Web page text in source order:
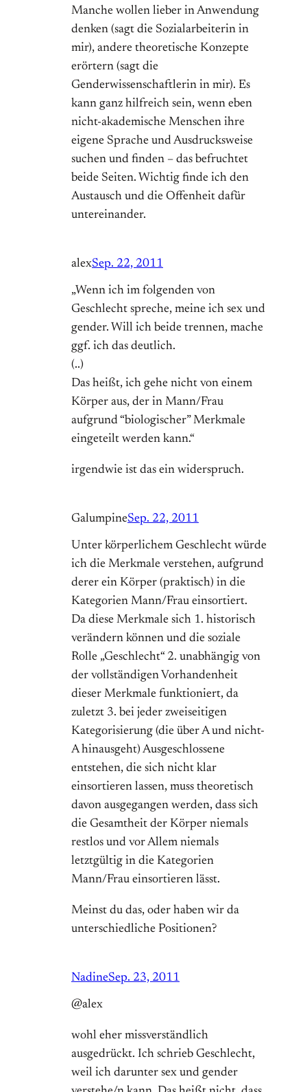
Manche wollen lieber in Anwendung
denken (sagt die Sozialarbeiterin in
mir), andere theoretische Konzepte
erörtern (sagt die
Genderwissenschaftlerin in mir). Es
kann ganz hilfreich sein, wenn eben
nicht-akademische Menschen ihre
eigene Sprache und Ausdrucksweise
suchen und finden – das befruchtet
beide Seiten. Wichtig finde ich den
Austausch und die Offenheit dafür
untereinander.
alexSep. 22, 2011
„Wenn ich im folgenden von
Geschlecht spreche, meine ich sex und
gender. Will ich beide trennen, mache
ggf. ich das deutlich.
(..)
Das heißt, ich gehe nicht von einem
Körper aus, der in Mann/Frau
aufgrund “biologischer” Merkmale
eingeteilt werden kann.“
irgendwie ist das ein widerspruch.
GalumpineSep. 22, 2011
Unter körperlichem Geschlecht würde
ich die Merkmale verstehen, aufgrund
derer ein Körper (praktisch) in die
Kategorien Mann/Frau einsortiert.
Da diese Merkmale sich 1. historisch
verändern können und die soziale
Rolle „Geschlecht“ 2. unabhängig von
der vollständigen Vorhandenheit
dieser Merkmale funktioniert, da
zuletzt 3. bei jeder zweiseitigen
Kategorisierung (die über A und nicht-
A hinausgeht) Ausgeschlossene
entstehen, die sich nicht klar
einsortieren lassen, muss theoretisch
davon ausgegangen werden, dass sich
die Gesamtheit der Körper niemals
restlos und vor Allem niemals
letztgültig in die Kategorien
Mann/Frau einsortieren lässt.
Meinst du das, oder haben wir da
unterschiedliche Positionen?
NadineSep. 23, 2011
@alex
wohl eher missverständlich
ausgedrückt. Ich schrieb Geschlecht,
weil ich darunter sex und gender